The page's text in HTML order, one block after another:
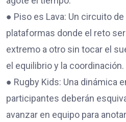
● Piso es Lava: Un circuito
plataformas donde el reto
extremo a otro sin tocar el
el equilibrio y la coordinación.
● Rugby Kids: Una dinámica
participantes deberán
avanzar en equipo para